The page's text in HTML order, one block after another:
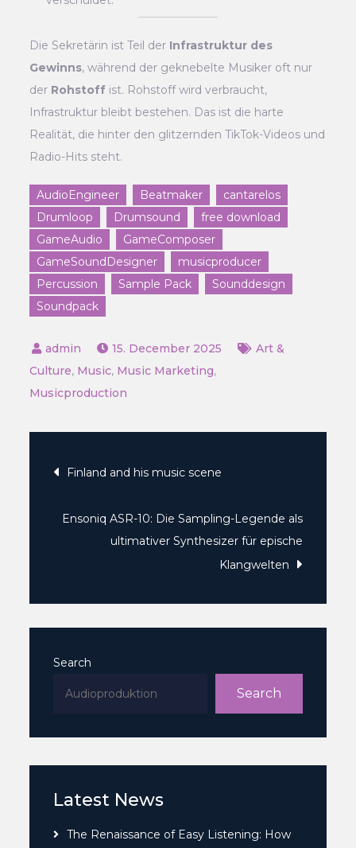
Die Sekretärin ist Teil der Infrastruktur des
Gewinns, während der geknebelte Musiker oft nur
der Rohstoff ist. Rohstoff wird verbraucht,
Infrastruktur bleibt bestehen. Das ist die harte
Realität, die hinter den glitzernden TikTok-Videos und
Radio-Hits steht.
AudioEngineer Beatmaker
cantarelos
Drumloop
Drumsound
free download
GameAudio
GameComposer
GameSoundDesigner
musicproducer
Percussion
Sample Pack
Sounddesign
Soundpack
15. December 2025
Art &
Culture, Music, Music Marketing,
Musicproduction
Post
navigation
Finland and his music scene
Ensoniq ASR-10: Die Sampling-Legende als
ultimativer Synthesizer für epische
Klangwelten
Search
Search
Latest News
The Renaissance of Easy Listening: How